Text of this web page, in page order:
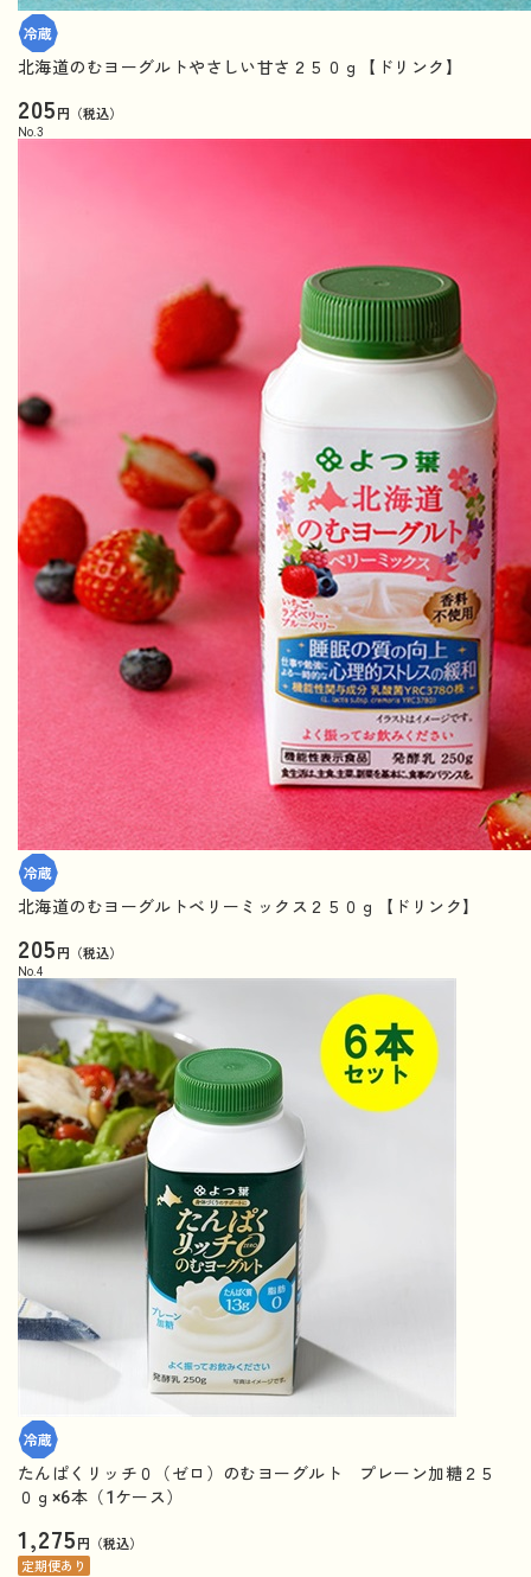
北海道のむヨーグルトやさしい甘さ２５０ｇ【ドリンク】
205円（税込）
No. 3
北海道のむヨーグルトベリーミックス２５０ｇ【ドリンク】
205円（税込）
No. 4
たんぱくリッチ０（ゼロ）のむヨーグルト プレーン加糖２５
０ｇ×6本（1ケース）
1,275円（税込）
定期便あり